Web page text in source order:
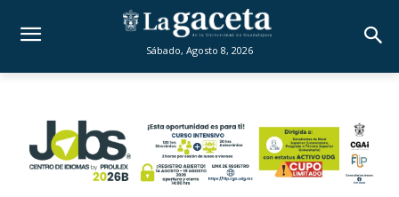
Sábado, Agosto 8, 2026